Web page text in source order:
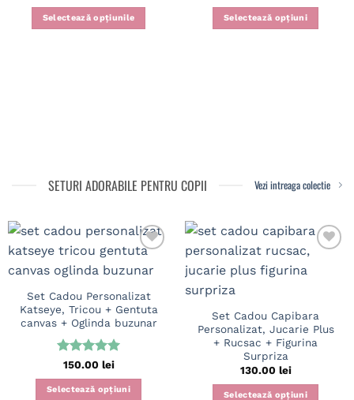
Selectează opțiunile Selectează opțiuni
SETURI ADORABILE PENTRU COPII Vezi intreaga colectie
Set Cadou Personalizat
Katseye, Tricou + Gentuta
canvas + Oglinda buzunar
Evaluat la
5din 5
150.00 lei
Selectează opțiuni
Set Cadou Capibara
Personalizat, Jucarie Plus
+ Rucsac + Figurina
Surpriza
130.00 lei
Selectează opțiuni